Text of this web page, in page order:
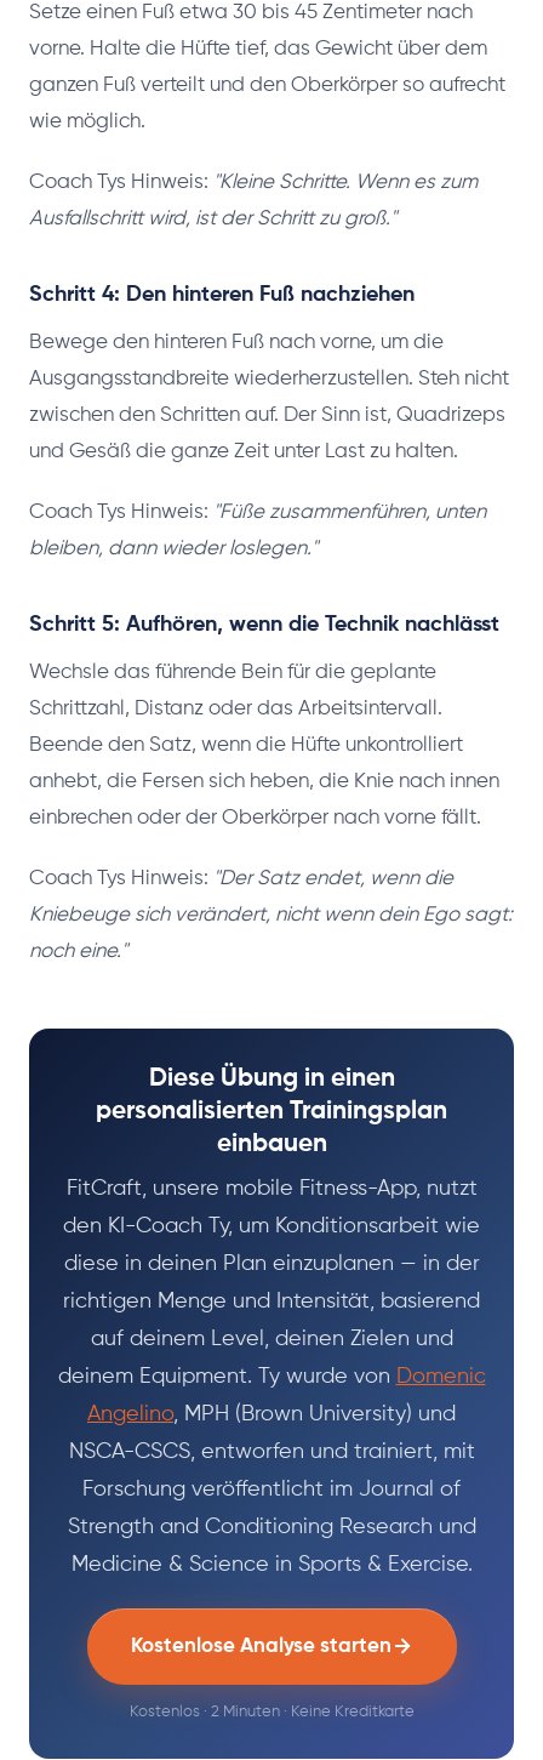
Setze einen Fuß etwa 30 bis 45 Zentimeter nach
vorne. Halte die Hüfte tief, das Gewicht über dem
ganzen Fuß verteilt und den Oberkörper so aufrecht
wie möglich.
Coach Tys Hinweis: "Kleine Schritte. Wenn es zum
Ausfallschritt wird, ist der Schritt zu groß."
Schritt 4: Den hinteren Fuß nachziehen
Bewege den hinteren Fuß nach vorne, um die
Ausgangsstandbreite wiederherzustellen. Steh nicht
zwischen den Schritten auf. Der Sinn ist, Quadrizeps
und Gesäß die ganze Zeit unter Last zu halten.
Coach Tys Hinweis: "Füße zusammenführen, unten
bleiben, dann wieder loslegen."
Schritt 5: Aufhören, wenn die Technik nachlässt
Wechsle das führende Bein für die geplante
Schrittzahl, Distanz oder das Arbeitsintervall.
Beende den Satz, wenn die Hüfte unkontrolliert
anhebt, die Fersen sich heben, die Knie nach innen
einbrechen oder der Oberkörper nach vorne fällt.
Coach Tys Hinweis: "Der Satz endet, wenn die
Kniebeuge sich verändert, nicht wenn dein Ego sagt:
noch eine."
Diese Übung in einen
personalisierten Trainingsplan
einbauen
FitCraft, unsere mobile Fitness-App, nutzt
den KI-Coach Ty, um Konditionsarbeit wie
diese in deinen Plan einzuplanen — in der
richtigen Menge und Intensität, basierend
auf deinem Level, deinen Zielen und
deinem Equipment. Ty wurde von Domenic
Angelino, MPH (Brown University) und
NSCA-CSCS, entworfen und trainiert, mit
Forschung veröffentlicht im Journal of
Strength and Conditioning Research und
Medicine & Science in Sports & Exercise.
Kostenlose Analyse starten
Kostenlos · 2 Minuten · Keine Kreditkarte